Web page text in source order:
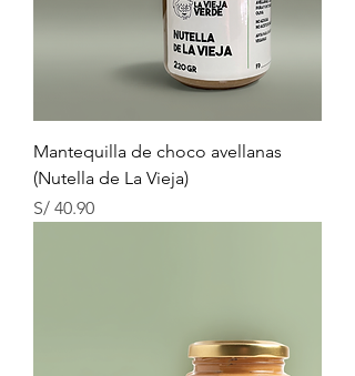
Mantequilla de choco avellanas
(Nutella de La Vieja)
Precio
S/ 40.90